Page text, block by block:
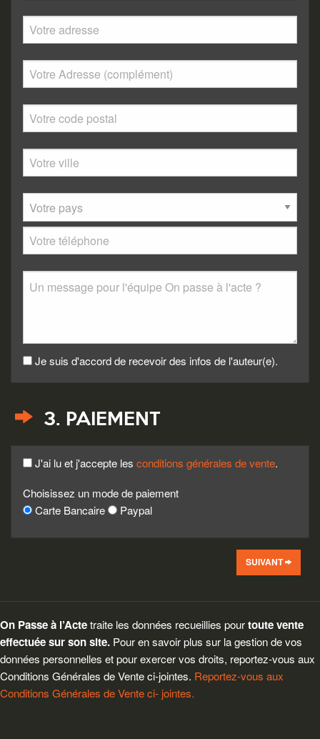
Je suis d'accord de recevoir des infos de l'auteur(e).
3. PAIEMENT
J'ai lu et j'accepte les conditions générales de vente.
Choisissez un mode de paiement
Carte Bancaire
Paypal
SUIVANT
On Passe à l’Actetraite les données recueillies pourtoute vente
effectuée sur son site. Pour en savoir plus sur la gestion de vos
données personnelles et pour exercer vos droits, reportez-vous aux
Conditions Générales de Vente ci-jointes. Reportez-vous aux
Conditions Générales de Vente ci- jointes.